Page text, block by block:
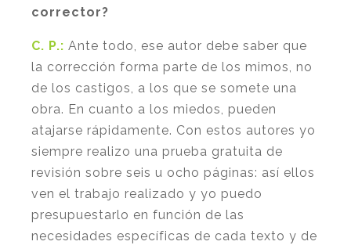
corrector?
C. P.: Ante todo, ese autor debe saber que
la corrección forma parte de los mimos, no
de los castigos, a los que se somete una
obra. En cuanto a los miedos, pueden
atajarse rápidamente. Con estos autores yo
siempre realizo una prueba gratuita de
revisión sobre seis u ocho páginas: así ellos
ven el trabajo realizado y yo puedo
presupuestarlo en función de las
necesidades específicas de cada texto y de